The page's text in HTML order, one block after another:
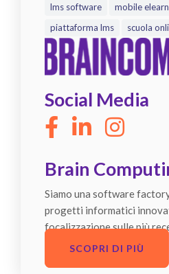
lms software
mobile
piattaforma lms
scuola
Social Media
Brain
Siamo una software
progetti informatici
focalizzazione sulle più
SCOPRI DI PIÙ